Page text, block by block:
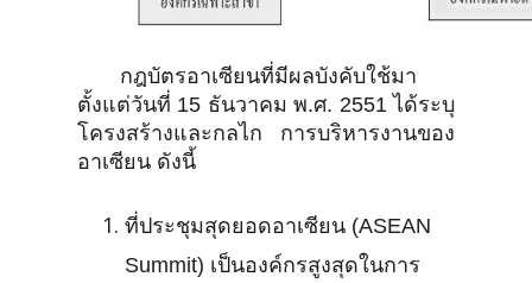
กฎบัตรอาเซียนที่มีผลบังคับใช้มา
ตั้งแต่วันที่ 15 ธันวาคม พ.ศ. 2551 ได้ระบุ
โครงสร้างและกลไก การบริหารงานของ
อาเซียน ดังนี้
ที่ประชุมสุดยอดอาเซียน (ASEAN
Summit) เป็นองค์กรสูงสุดในการ